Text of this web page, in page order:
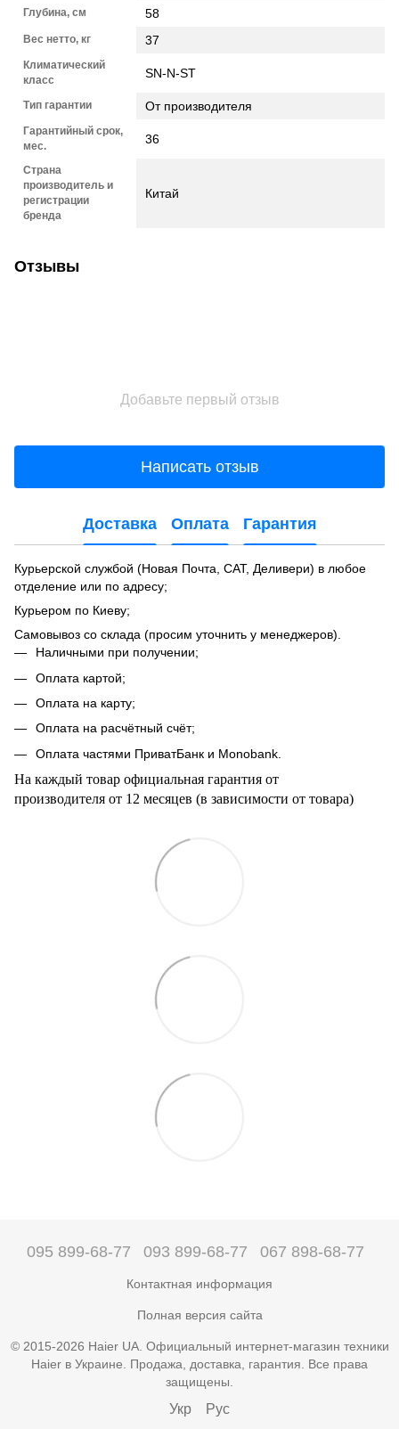
Глубина, см 58
Вес нетто, кг 37
Климатический
класс
SN-N-ST
Тип гарантии От производителя
Гарантийный срок,
мес.
36
Страна
производитель и
регистрации
бренда
Китай
Отзывы
Добавьте первый отзыв
Написать отзыв
Доставка Оплата Гарантия
Курьерской службой (Новая Почта, САТ, Деливери) в любое
отделение или по адресу;
Курьером по Киеву;
Самовывоз со склада (просим уточнить у менеджеров).
Наличными при получении;
Оплата картой;
Оплата на карту;
Оплата на расчётный счёт;
Оплата частями ПриватБанк и Мonobank.
На каждый товар официальная гарантия от
производителя от 12 месяцев (в зависимости от товара)
095 899-68-77 093 899-68-77 067 898-68-77
Контактная информация
Полная версия сайта
© 2015-2026 Haier UA. Официальный интернет-магазин техники
Haier в Украине. Продажа, доставка, гарантия. Все права
защищены.
Укр Рус